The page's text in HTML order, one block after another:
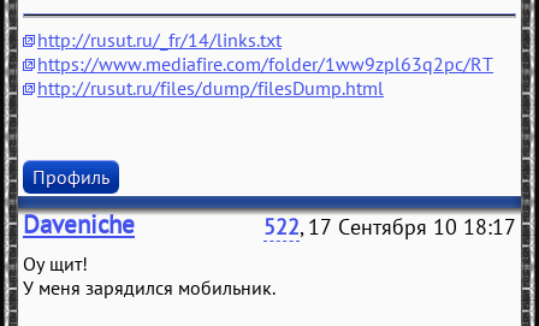
http://rusut.ru/_fr/14/links.txt
https://www.mediafire.com/folder/1ww9zpl63q2pc/RT
http://rusut.ru/files/dump/filesDump.html
Профиль
Daveniche 522, 17 Сентября 10 18:17
Оу щит!
У меня зарядился мобильник.